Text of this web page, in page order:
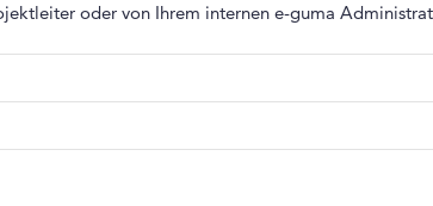
oder von Ihrem internen e-guma